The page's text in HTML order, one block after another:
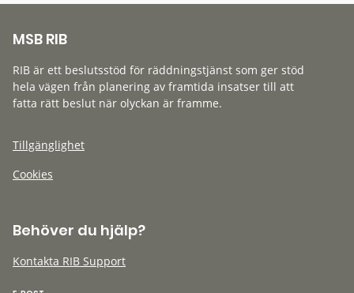
MSB RIB
RIB är ett beslutsstöd för räddningstjänst som ger stöd
hela vägen från planering av framtida insatser till att
fatta rätt beslut när olyckan är framme.
Tillgänglighet
Cookies
Behöver du hjälp?
Kontakta RIB Support